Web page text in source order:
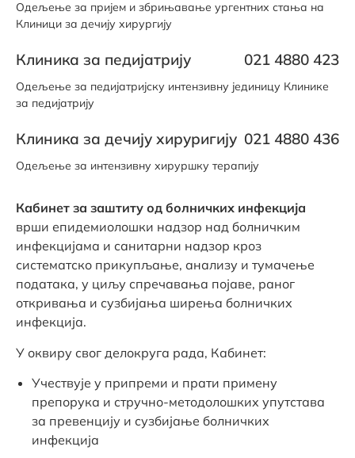
Одељење за пријем и збрињавање ургентних стања на
Клиници за дечију хирургију
Клиника за педијатрију 021 4880 423
Одељење за педијатријску интензивну јединицу Клинике
за педијатрију
Клиника за дечију хируригију 021 4880 436
Одељење за интензивну хируршку терапију
Кабинет за заштиту од болничких инфекција
врши епидемиолошки надзор над болничким
инфекцијама и санитарни надзор кроз
систематско прикупљање, анализу и тумачење
података, у циљу спречавања појаве, раног
откривања и сузбијања ширења болничких
инфекција.
У оквиру свог делокруга рада, Кабинет:
Учествује у припреми и прати примену
препорука и стручно-методолошких упутстава
за превенцију и сузбијање болничких
инфекција